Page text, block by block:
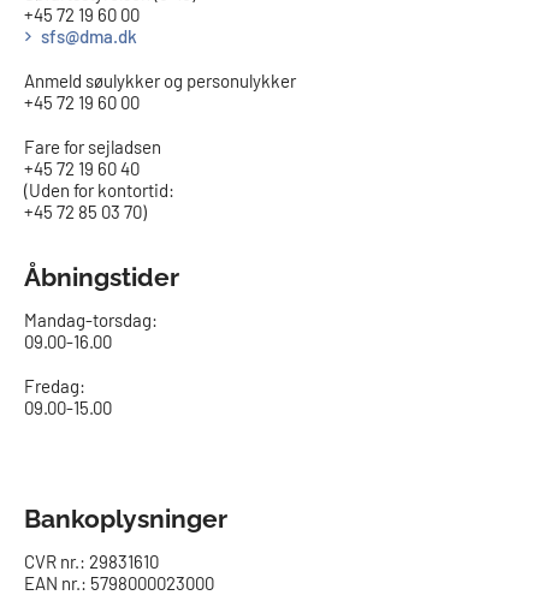
+45 72 19 60 00
sfs@dma.dk
Anmeld søulykker og personulykker
+45 72 19 60 00
Fare for sejladsen
+45 72 19 60 40
(Uden for kontortid:
+45 72 85 03 70)
Åbningstider
Mandag-torsdag:
09.00-16.00​
Fredag:
09.00-15.00
Bankoplysninger
CVR nr.: 29831610
EAN nr.: 5798000023000